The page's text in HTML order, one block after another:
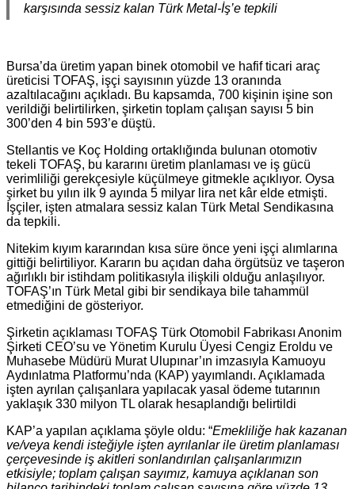
karşısında sessiz kalan Türk Metal-İş’e tepkili
Bursa’da üretim yapan binek otomobil ve hafif ticari araç
üreticisi TOFAŞ, işçi sayısının yüzde 13 oranında
azaltılacağını açıkladı. Bu kapsamda, 700 kişinin işine son
verildiği belirtilirken, şirketin toplam çalışan sayısı 5 bin
300’den 4 bin 593’e düştü.
Stellantis ve Koç Holding ortaklığında bulunan otomotiv
tekeli TOFAŞ, bu kararını üretim planlaması ve iş gücü
verimliliği gerekçesiyle küçülmeye gitmekle açıklıyor. Oysa
şirket bu yılın ilk 9 ayında 5 milyar lira net kâr elde etmişti.
İşçiler, işten atmalara sessiz kalan Türk Metal Sendikasına
da tepkili.
Nitekim kıyım kararından kısa süre önce yeni işçi alımlarına
gittiği belirtiliyor. Kararın bu açıdan daha örgütsüz ve taşeron
ağırlıklı bir istihdam politikasıyla ilişkili olduğu anlaşılıyor.
TOFAŞ’ın Türk Metal gibi bir sendikaya bile tahammül
etmediğini de gösteriyor.
Şirketin açıklaması TOFAŞ Türk Otomobil Fabrikası Anonim
Şirketi CEO’su ve Yönetim Kurulu Üyesi Cengiz Eroldu ve
Muhasebe Müdürü Murat Ulupınar’ın imzasıyla Kamuoyu
Aydınlatma Platformu’nda (KAP) yayımlandı. Açıklamada
işten ayrılan çalışanlara yapılacak yasal ödeme tutarının
yaklaşık 330 milyon TL olarak hesaplandığı belirtildi
KAP’a yapılan açıklama şöyle oldu: “Emekliliğe hak kazanan
ve/veya kendi isteğiyle işten ayrılanlar ile üretim planlaması
çerçevesinde iş akitleri sonlandırılan çalışanlarımızın
etkisiyle; toplam çalışan sayımız, kamuya açıklanan son